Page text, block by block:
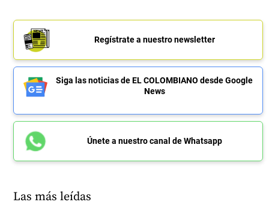
Regístrate a nuestro newsletter
Siga las noticias de EL COLOMBIANO desde Google
News
Únete a nuestro canal de Whatsapp
Las más leídas